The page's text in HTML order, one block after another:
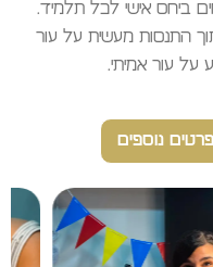
ביחס אישי לכל תלמיד.
התנסות מעשית על עור
עור אמיתי.
נוספים